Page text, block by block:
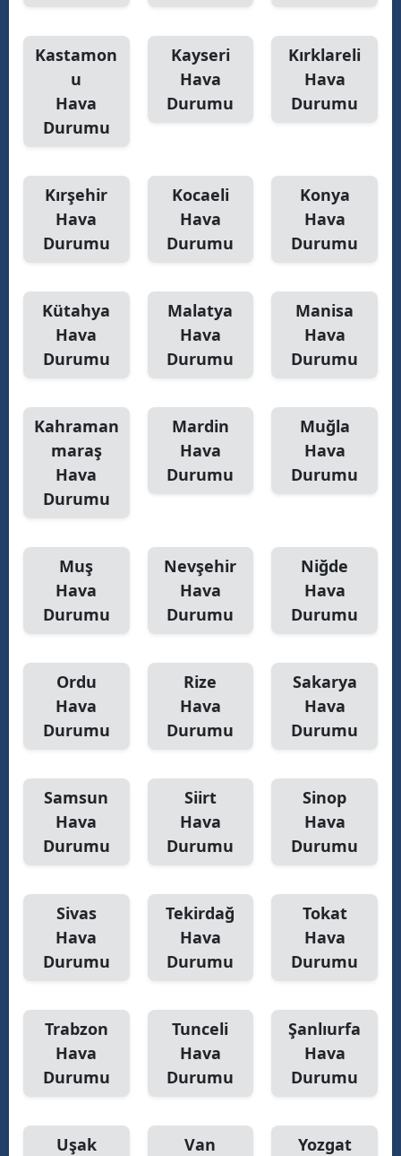
Kastamon
u
Hava
Durumu
Kayseri
Hava
Durumu
Kırklareli
Hava
Durumu
Kırşehir
Hava
Durumu
Kocaeli
Hava
Durumu
Konya
Hava
Durumu
Kütahya
Hava
Durumu
Malatya
Hava
Durumu
Manisa
Hava
Durumu
Kahraman
maraş
Hava
Durumu
Mardin
Hava
Durumu
Muğla
Hava
Durumu
Muş
Hava
Durumu
Nevşehir
Hava
Durumu
Niğde
Hava
Durumu
Ordu
Hava
Durumu
Rize
Hava
Durumu
Sakarya
Hava
Durumu
Samsun
Hava
Durumu
Siirt
Hava
Durumu
Sinop
Hava
Durumu
Sivas
Hava
Durumu
Tekirdağ
Hava
Durumu
Tokat
Hava
Durumu
Trabzon
Hava
Durumu
Tunceli
Hava
Durumu
Şanlıurfa
Hava
Durumu
Uşak
Van
Yozgat